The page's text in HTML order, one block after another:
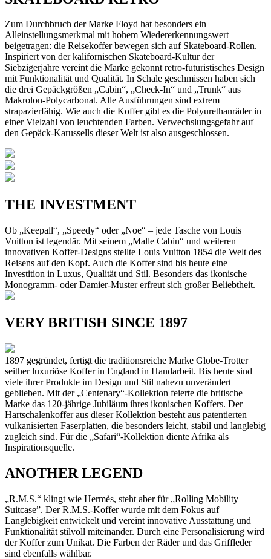
Zum Durchbruch der Marke Floyd hat besonders ein
Alleinstellungsmerkmal mit hohem Wiedererkennungswert
beigetragen: die Reisekoffer bewegen sich auf Skateboard-Rollen.
Inspiriert von der kalifornischen Skateboard-Kultur der
Siebzigerjahre vereint die Marke gekonnt retro-futuristisches Design
mit Funktionalität und Qualität. In Schale geschmissen haben sich
die drei Gepäckgrößen „Cabin“, „Check-In“ und „Trunk“ aus
Makrolon-Polycarbonat. Alle Ausführungen sind extrem
strapazierfähig. Wie auch die Koffer gibt es die Polyurethanräder in
einer Vielzahl von leuchtenden Farben. Verwechslungsgefahr auf
den Gepäck-Karussells dieser Welt ist also ausgeschlossen.
THE INVESTMENT
Ob „Keepall“, „Speedy“ oder „Noe“ – jede Tasche von Louis
Vuitton ist legendär. Mit seinem „Malle Cabin“ und weiteren
innovativen Koffer-Designs stellte Louis Vuitton 1854 die Welt des
Reisens auf den Kopf. Auch die Koffer sind bis heute eine
Investition in Luxus, Qualität und Stil. Besonders das ikonische
Monogramm- oder Damier-Muster erfreut sich großer Beliebtheit.
VERY BRITISH SINCE 1897
1897 gegründet, fertigt die traditionsreiche Marke Globe-Trotter
seither luxuriöse Koffer in England in Handarbeit. Bis heute sind
viele ihrer Produkte im Design und Stil nahezu unverändert
geblieben. Mit der „Centenary“-Kollektion feierte die britische
Marke das 120-jährige Jubiläum ihres ikonischen Koffers. Der
Hartschalenkoffer aus dieser Kollektion besteht aus patentierten
vulkanisierten Faserplatten, die besonders leicht, stabil und langlebig
zugleich sind. Für die „Safari“-Kollektion diente Afrika als
Inspirationsquelle.
ANOTHER LEGEND
„R.M.S.“ klingt wie Hermès, steht aber für „Rolling Mobility
Suitcase”. Der R.M.S.-Koffer wurde mit dem Fokus auf
Langlebigkeit entwickelt und vereint innovative Ausstattung und
Funktionalität stilvoll miteinander. Durch eine Personalisierung wird
der Koffer zum Unikat. Die Farben der Räder und das Griffleder
sind ebenfalls wählbar.